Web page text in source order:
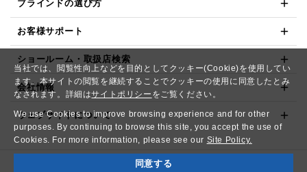
当社では、閲覧性向上などを目的としてクッキー(Cookie)を使用してい
ます。本サイトの閲覧を継続することでクッキーの使用に同意したとみ
なされます。詳細はサイトポリシー をご覧ください。
We use Cookies to improve browsing experience and for other
purposes. By continuing to browse this site, you accept the use of
Cookies. For more information, please see our Site Policy.
同意する
ブラインドの選び方
お客様サポート
ショールーム・取扱店検索
会社情報
ウェブサイトについて
Copyright© NICHIBEI CO.,LTD. All Rights Reserved.